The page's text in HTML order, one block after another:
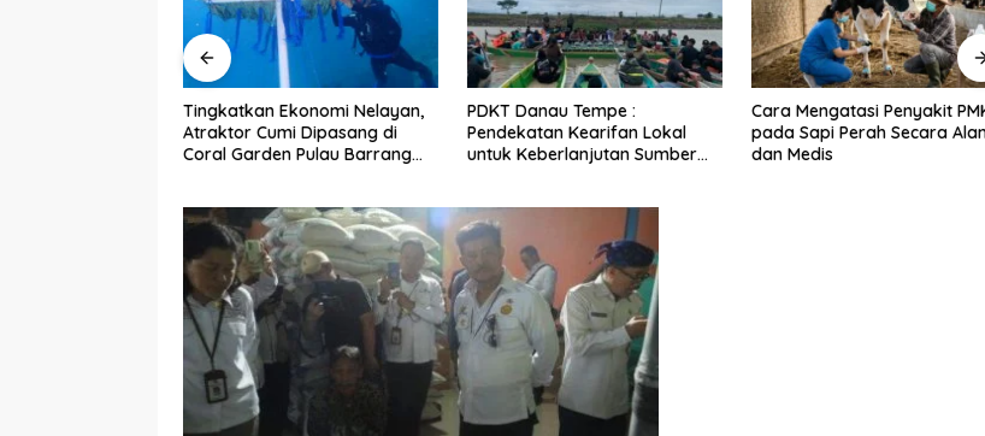
PDKT Danau Tempe :
Pendekatan Kearifan Lokal
untuk Keberlanjutan Sumber
Cara Mengatasi Penyakit PMK
pada Sapi Perah Secara Alami
dan Medis
Dosis dan Cara
Tanaman Padi pada
Vegetatif Aktif yang Tepat